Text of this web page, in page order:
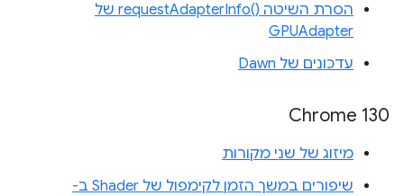
הסרת השיטה requestAdapterInfo()‎ של
GPUAdapter
עדכונים של Dawn
Chrome 130
מיזוג של שני מקורות
שיפורים במשך הזמן לקימפול של Shader ב-